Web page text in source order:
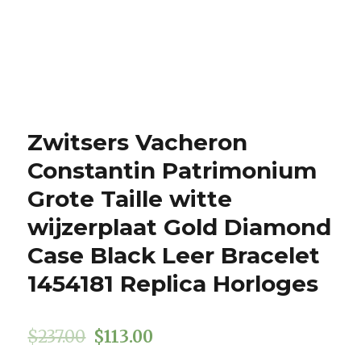
Zwitsers Vacheron
Constantin Patrimonium
Grote Taille witte
wijzerplaat Gold Diamond
Case Black Leer Bracelet
1454181 Replica Horloges
$237.00 $113.00